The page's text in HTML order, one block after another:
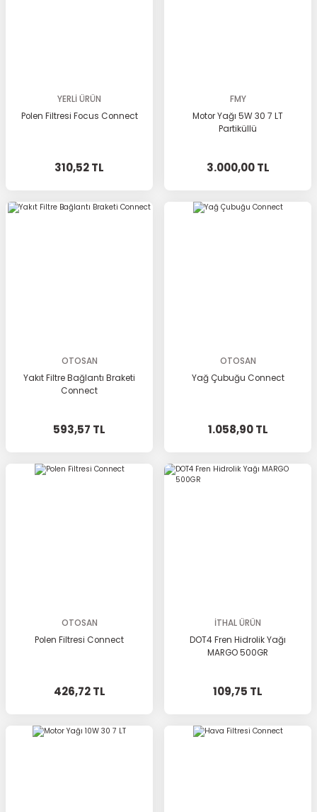
YERLİ ÜRÜN
Polen Filtresi Focus Connect
310,52 TL
FMY
Motor Yağı 5W 30 7 LT
Partiküllü
3.000,00 TL
OTOSAN
Yakıt Filtre Bağlantı Braketi
Connect
593,57 TL
OTOSAN
Yağ Çubuğu Connect
1.058,90 TL
OTOSAN
Polen Filtresi Connect
426,72 TL
İTHAL ÜRÜN
DOT4 Fren Hidrolik Yağı
MARGO 500GR
109,75 TL